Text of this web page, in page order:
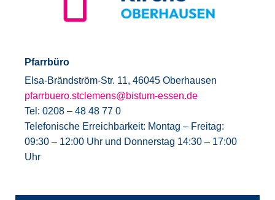
Pfarrbüro
Elsa-Brändström-Str. 11, 46045 Oberhausen
pfarrbuero.stclemens@bistum-essen.de
Tel: 0208 – 48 48 77 0
Telefonische Erreichbarkeit: Montag – Freitag:
09:30 – 12:00 Uhr und Donnerstag 14:30 – 17:00
Uhr